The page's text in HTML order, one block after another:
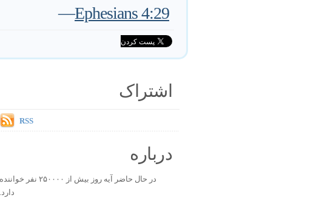
—Ephesians 4:29
اشتراک
RSS
درباره
در حال حاضر آیه روز بیش از ۲۵۰۰۰۰ نفر خواننده
دارد.